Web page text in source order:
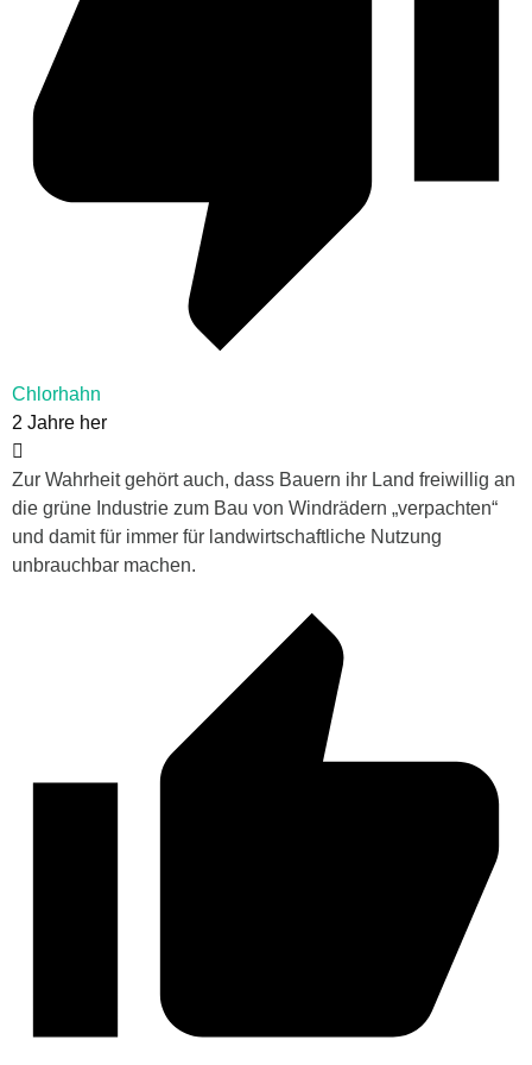
Chlorhahn
2 Jahre her
Zur Wahrheit gehört auch, dass Bauern ihr Land freiwillig an
die grüne Industrie zum Bau von Windrädern „verpachten“
und damit für immer für landwirtschaftliche Nutzung
unbrauchbar machen.